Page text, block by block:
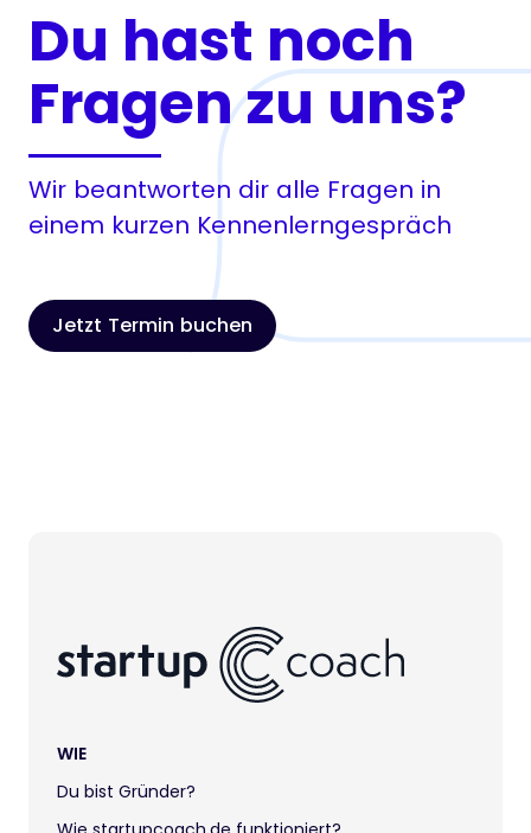
Du hast noch
Fragen zu uns?
Wir beantworten dir alle Fragen in
einem kurzen Kennenlerngespräch
Jetzt Termin buchen
WIE
Du bist Gründer?